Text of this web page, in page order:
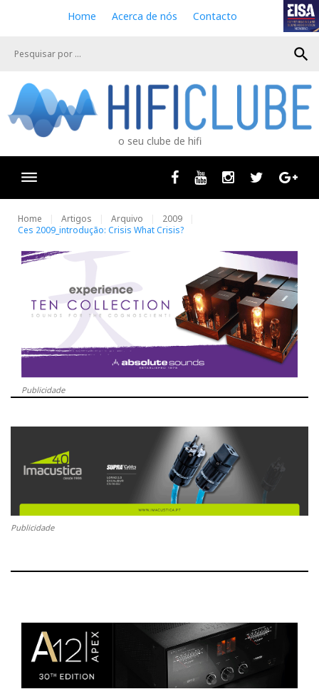
e
Home Acerca de nós Contacto
search
o seu clube de hifi
Facebook
Youtube InstagramTwitter
Home Artigos Arquivo
2009
Ces 2009_introdução: Crisis What Crisis?
Publicidade
Publicidade